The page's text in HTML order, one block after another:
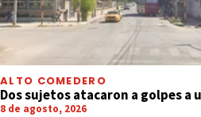
ALTO COMEDERO
Dos sujetos atacaron a golpes a
8 de agosto, 2026